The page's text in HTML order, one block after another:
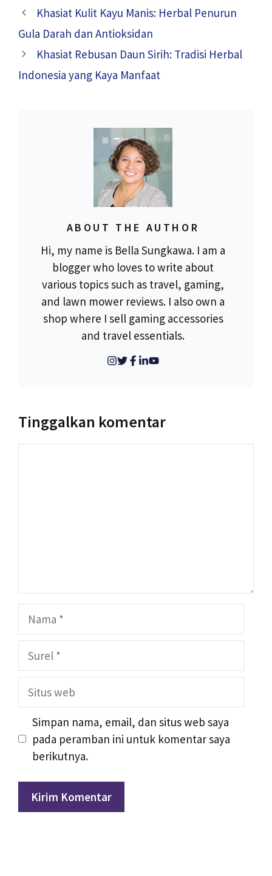
Khasiat Kulit Kayu Manis: Herbal Penurun
Gula Darah dan Antioksidan
Khasiat Rebusan Daun Sirih: Tradisi Herbal
Indonesia yang Kaya Manfaat
ABOUT THE AUTHOR
Hi, my name is Bella Sungkawa. I am a
blogger who loves to write about
various topics such as travel, gaming,
and lawn mower reviews. I also own a
shop where I sell gaming accessories
and travel essentials.
Tinggalkan komentar
Nama
Surel
Situs
Simpan nama, email, dan situs web saya
pada peramban ini untuk komentar saya
berikutnya.